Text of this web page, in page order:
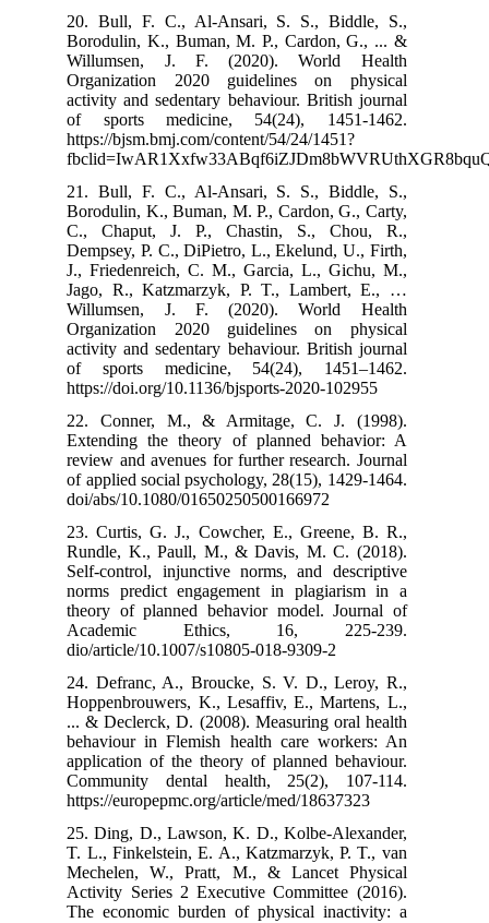
20. Bull, F.
Borodulin, K.,
Willumsen,
Organization
activity and
of sports
21. Bull, F.
Borodulin, K.,
C., Chaput,
Dempsey, P.
J.,
Jago, R.,
Willumsen,
Organization
activity and
of sports
22. Conner,
Extending
review and
of applied
23. Curtis,
Rundle, K.,
Self-control,
norms predict
theory of
24. Defranc,
... & Declerck,
behaviour in
application of
Community
25. Ding, D.,
T. L.,
Mechelen,
Activity Series
The